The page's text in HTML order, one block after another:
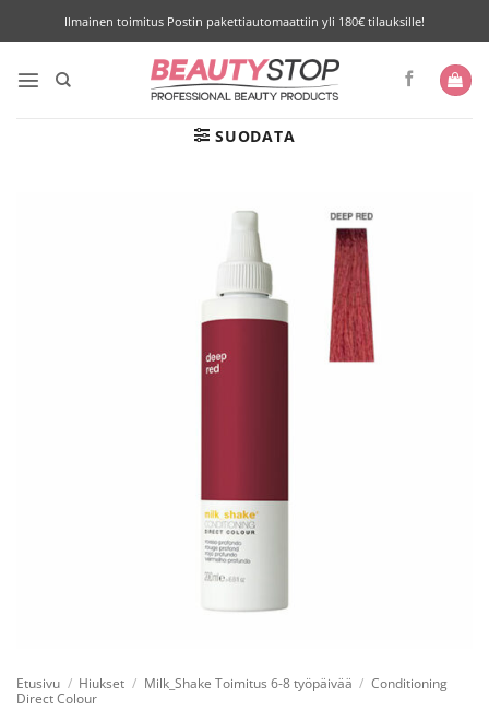
to
Ilmainen toimitus Postin pakettiautomaattiin yli 180€ tilauksille!
SUODATA
Etusivu / Hiukset / Milk_Shake Toimitus 6-8 työpäivää / Conditioning
Direct Colour